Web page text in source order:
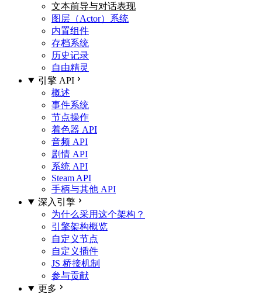
文本前导与对话表现
图层（Actor）系统
内置组件
存档系统
历史记录
自由精灵
引擎 API
概述
事件系统
节点操作
着色器 API
音频 API
剧情 API
系统 API
Steam API
手柄与其他 API
深入引擎
为什么采用这个架构？
引擎架构概览
自定义节点
自定义插件
JS 桥接机制
参与贡献
更多